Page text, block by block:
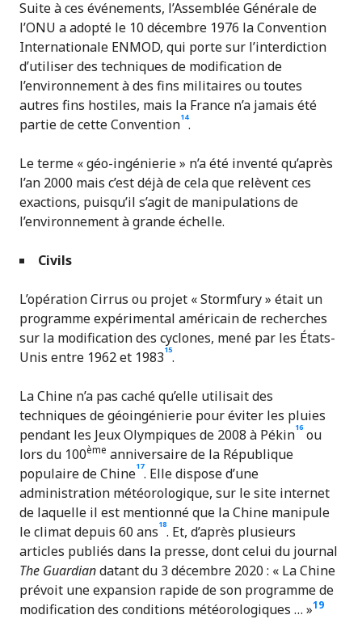
Suite à ces événements, l’Assemblée Générale de
l’ONU a adopté le 10 décembre 1976 la Convention
Internationale ENMOD, qui porte sur l’interdiction
d’utiliser des techniques de modification de
l’environnement à des fins militaires ou toutes
autres fins hostiles, mais la France n’a jamais été
partie de cette Convention14.
Le terme « géo-ingénierie » n’a été inventé qu’après
l’an 2000 mais c’est déjà de cela que relèvent ces
exactions, puisqu’il s’agit de manipulations de
l’environnement à grande échelle.
Civils
L’opération Cirrus ou projet « Stormfury » était un
programme expérimental américain de recherches
sur la modification des cyclones, mené par les États-
Unis entre 1962 et 198315.
La Chine n’a pas caché qu’elle utilisait des
techniques de géoingénierie pour éviter les pluies
pendant les Jeux Olympiques de 2008 à Pékin16 ou
lors du 100ème anniversaire de la République
populaire de Chine17. Elle dispose d’une
administration météorologique, sur le site internet
de laquelle il est mentionné que la Chine manipule
le climat depuis 60 ans18. Et, d’après plusieurs
articles publiés dans la presse, dont celui du journal
The Guardiandatant du 3 décembre 2020 : « La Chine
prévoit une expansion rapide de son programme de
modification des conditions météorologiques … »19